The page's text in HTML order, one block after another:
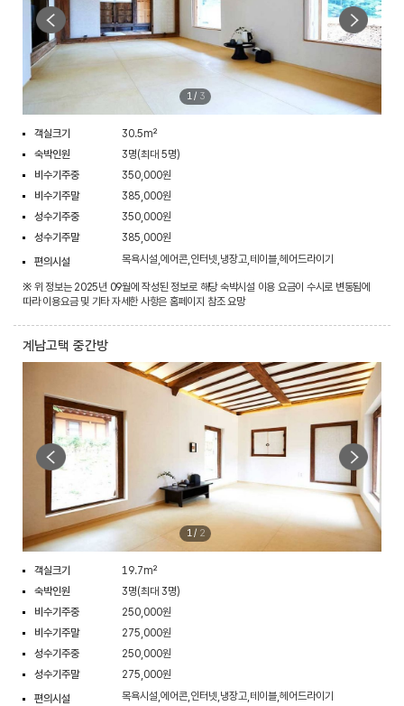
1/ 3
객실크기
30.5m²
숙박인원
3명(최대 5명)
비수기주중
350,000원
비수기주말
385,000원
성수기주중
350,000원
성수기주말
385,000원
편의시설
목욕시설,에어콘,인터넷,냉장고,테이블,헤어드라이기
※ 위 정보는 2025년 09월에 작성된 정보로 해당 숙박시설 이용 요금이 수시로 변동됨에
따라 이용요금 및 기타 자세한 사항은 홈페이지 참조 요망
계남고택 중간방
1/ 2
객실크기
19.7m²
숙박인원
3명(최대 3명)
비수기주중
250,000원
비수기주말
275,000원
성수기주중
250,000원
성수기주말
275,000원
편의시설
목욕시설,에어콘,인터넷,냉장고,테이블,헤어드라이기